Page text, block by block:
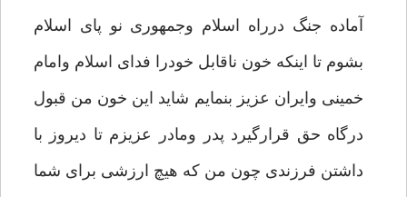
آماده جنگ درراه اسلام وجمهوری نو پای اسلام
بشوم تا اینکه خون ناقابل خودرا فدای اسلام وامام
خمینی وایران عزیز بنمایم شاید این خون من قبول
درگاه حق قرارگیرد پدر ومادر عزیزم تا دیروز با
داشتن فرزندی چون من که هیچ ارزشی برای شما